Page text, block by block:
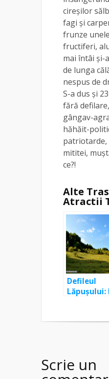
cireșilor
fagi și
frunze
fructiferi,
mai întâi și-
de lunga
nespus de
S-a dus și
fără
gângav-
hăhăit-
patriotarde,
mititei,
ce?!
Alte
Atractii
Defileul
Lăpușului:
și Pădurea
Scrie un